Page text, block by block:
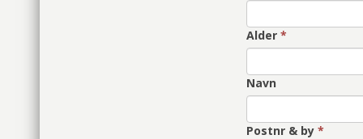
Alder *
Navn
Postnr & by *